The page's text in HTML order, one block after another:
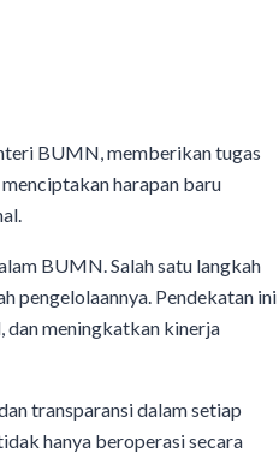
BUMN, memberikan tugas
harapan baru
BUMN. Salah satu langkah
pengelolaannya. Pendekatan ini
dan meningkatkan kinerja
transparansi dalam setiap
hanya beroperasi secara